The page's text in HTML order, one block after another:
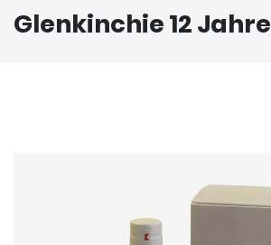
Glenkinchie 12 Jahre